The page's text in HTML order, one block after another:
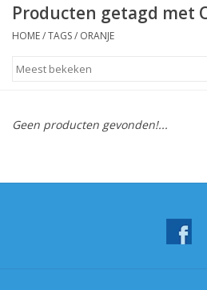
EHBO
Pax tassen
Trainingen
Producten getagd met
HOME/TAGS/ ORANJE
Geen producten gevonden!...